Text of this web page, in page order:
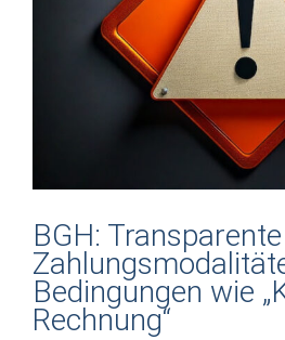
BGH:
Bedingungen wie
Rechnung“